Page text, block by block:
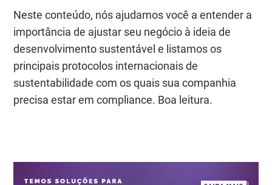
Neste conteúdo, nós ajudamos você a entender a
importância de ajustar seu negócio à ideia de
desenvolvimento sustentável e listamos os
principais protocolos internacionais de
sustentabilidade com os quais sua companhia
precisa estar em compliance. Boa leitura.